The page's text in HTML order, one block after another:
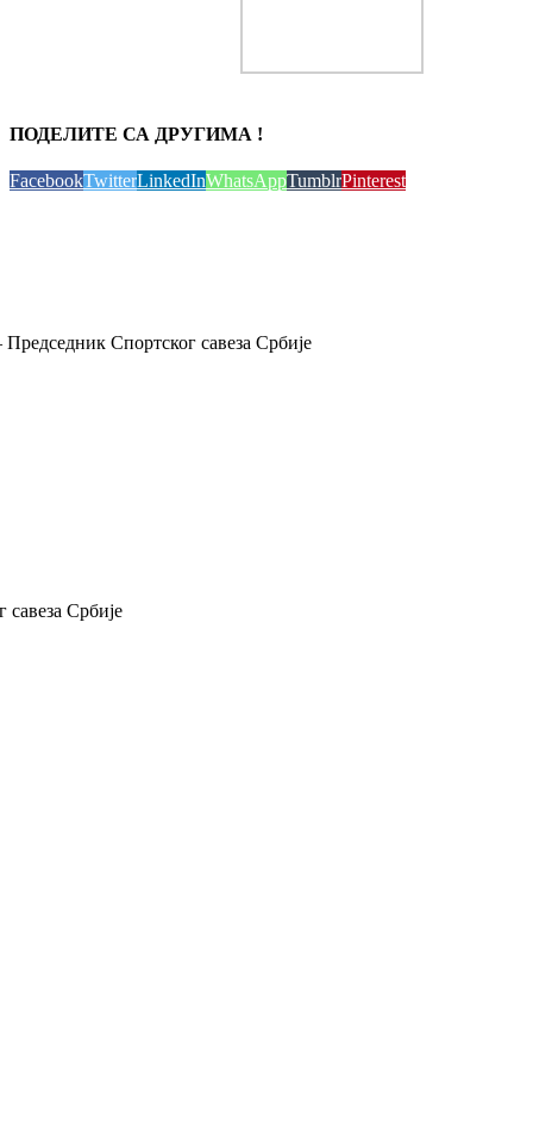
ПОДЕЛИТЕ СА ДРУГИМА !
FacebookTwitterLinkedInWhatsAppTumblrPinterest
Спортског савеза Србије
савеза Србије